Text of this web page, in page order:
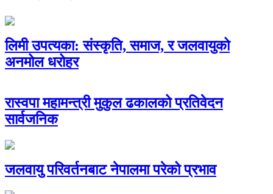
लिमी उपत्यका: संस्कृति, समाज, र जलवायुको
अनमोल धरोहर
रास्वपा महामन्त्री मुकुल ढकालको प्रतिवेदन
सार्वजनिक
जलवायु परिवर्तनबाट नेपालमा परेको प्रभाव